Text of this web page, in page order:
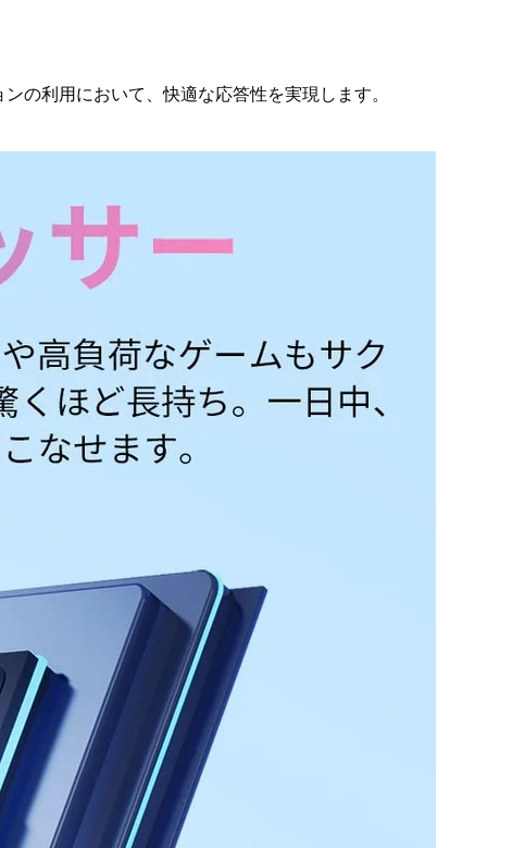
の利用において、快適な応答性を実現します。